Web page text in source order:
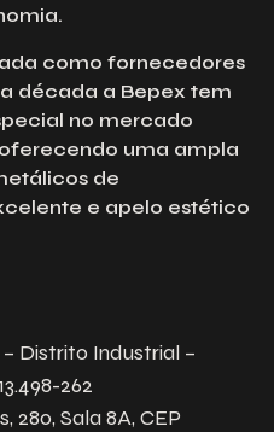
como fornecedores
década a Bepex tem
no mercado
uma ampla
de
e apelo estético
Distrito Industrial –
262
280, Sala 8A, CEP
e necessidade
e propor a melhor